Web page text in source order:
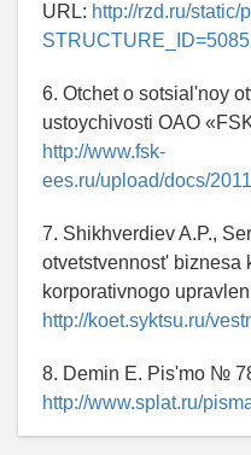
URL: http://rzd.ru/static/
6. Otchet o sotsial'noy
ustoychivosti OAO
http://www.fsk-
ees.ru/upload/docs/
7. Shikhverdiev A.P.,
otvetstvennost' biznesa
korporativnogo
http://koet.syktsu.ru/
8. Demin E. Pis'mo №
http://www.splat.ru/